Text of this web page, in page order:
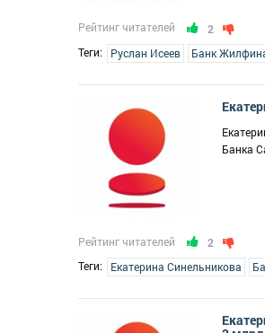
Рейтинг читателей 2
Теги:
Руслан Исеев Банк
Банка
Рейтинг читателей 2
Теги:
Екатерина Синельникова